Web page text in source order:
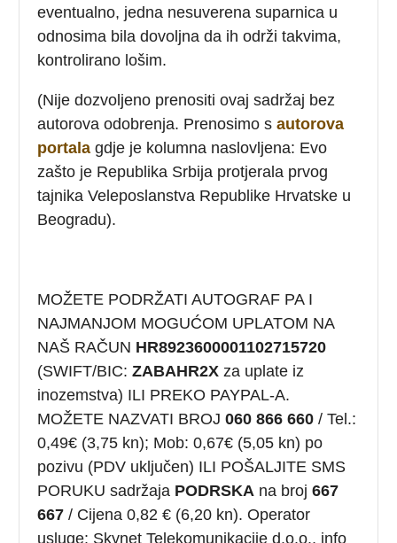
eventualno, jedna nesuverena suparnica u
odnosima bila dovoljna da ih održi takvima,
kontrolirano lošim.
(Nije dozvoljeno prenositi ovaj sadržaj bez
autorova odobrenja. Prenosimo sautorova
portala gdje je kolumna naslovljena: Evo
zašto je Republika Srbija protjerala prvog
tajnika Veleposlanstva Republike Hrvatske u
Beogradu).
MOŽETE PODRŽATI AUTOGRAF PA I
NAJMANJOM MOGUĆOM UPLATOM NA
NAŠ RAČUN HR8923600001102715720
(SWIFT/BIC: ZABAHR2X za uplate iz
inozemstva) ILI PREKO PAYPAL-A.
MOŽETE NAZVATI BROJ060 866 660 / Tel.:
0,49€ (3,75 kn); Mob: 0,67€ (5,05 kn) po
pozivu (PDV uključen) ILI POŠALJITE SMS
PORUKU sadržaja PODRSKA na broj667
667 / Cijena 0,82 € (6,20 kn). Operator
usluge: Skynet Telekomunikacije d.o.o., info